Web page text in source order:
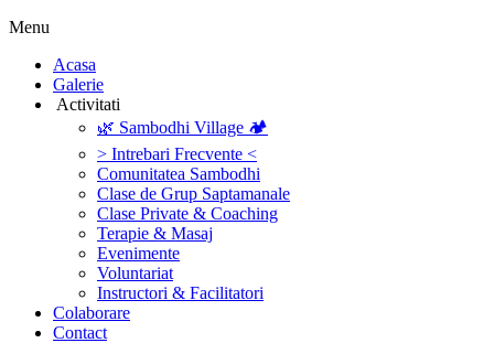
Menu
‎Acasa
Galerie
‎ ‎Activitati‎
🌿 Sambodhi Village 🏕️
> Intrebari Frecvente <
Comunitatea Sambodhi
Clase de Grup Saptamanale
Clase Private & Coaching
Terapie & Masaj
‎Evenimente
Voluntariat
‏‏‎Instructori & Facilitatori
Colaborare
Contact